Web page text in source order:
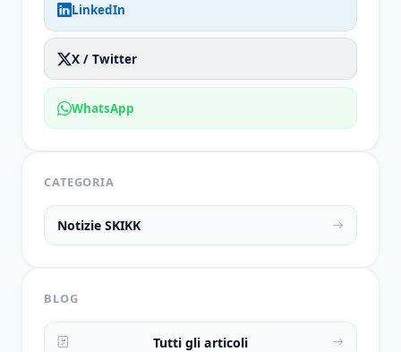
LinkedIn
X / Twitter
WhatsApp
CATEGORIA
Notizie SKIKK
BLOG
Tutti gli articoli